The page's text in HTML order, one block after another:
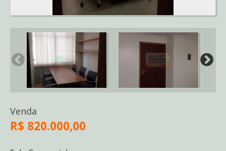
Venda
R$ 820.000,00